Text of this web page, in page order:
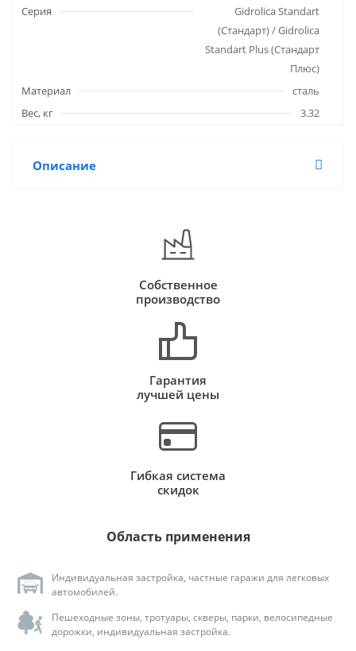
Серия
Gidrolica Standart
(Стандарт) / Gidrolica
Standart Plus (Стандарт
Плюс)
Материал
сталь
Вес, кг
3.32
Описание
Собственное
производство
Гарантия
лучшей цены
Гибкая система
скидок
Область применения
Индивидуальная застройка, частные гаражи для легковых
автомобилей.
Пешеходные зоны, тротуары, скверы, парки, велосипедные
дорожки, индивидуальная застройка.